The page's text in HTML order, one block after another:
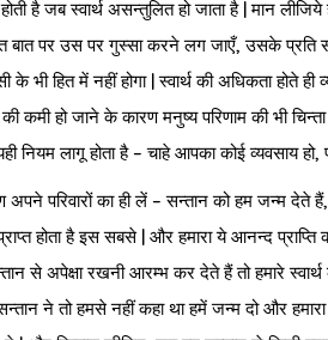
होती है जब स्वार्थ असन्तुलित हो जाता है | मान
पर उस पर गुस्सा करने लग जाएँ, उसके प्रति
के भी हित में नहीं होगा | स्वार्थ की अधिकता होते
कमी हो जाने के कारण मनुष्य परिणाम की भी
नियम लागू होता है – चाहे आपका कोई व्यवसाय हो,
परिवारों का ही लें – सन्तान को हम जन्म देते
होता है इस सबसे | और हमारा ये आनन्द प्राप्ति
से अपेक्षा रखनी आरम्भ कर देते हैं तो हमारे
ने तो हमसे नहीं कहा था हमें जन्म दो और